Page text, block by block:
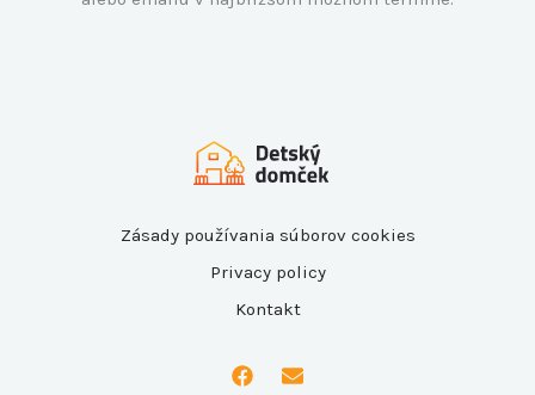
Zásady používania súborov cookies
Privacy policy
Kontakt